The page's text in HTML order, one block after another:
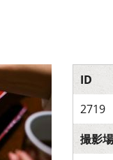
ID
2719
撮影